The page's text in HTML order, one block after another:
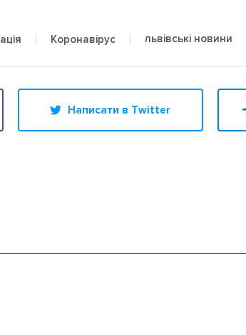
Коронавірус львівські новини
Написати в Twitter